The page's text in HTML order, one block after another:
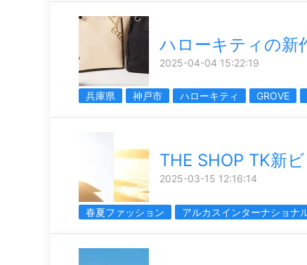
ハローキティの新
2025-04-04 15:22:19
兵庫県 神戸市 ハローキティ GROVE
THE SHOP TK新
2025-03-15 12:16:14
春夏ファッション アルカスインターナショナ